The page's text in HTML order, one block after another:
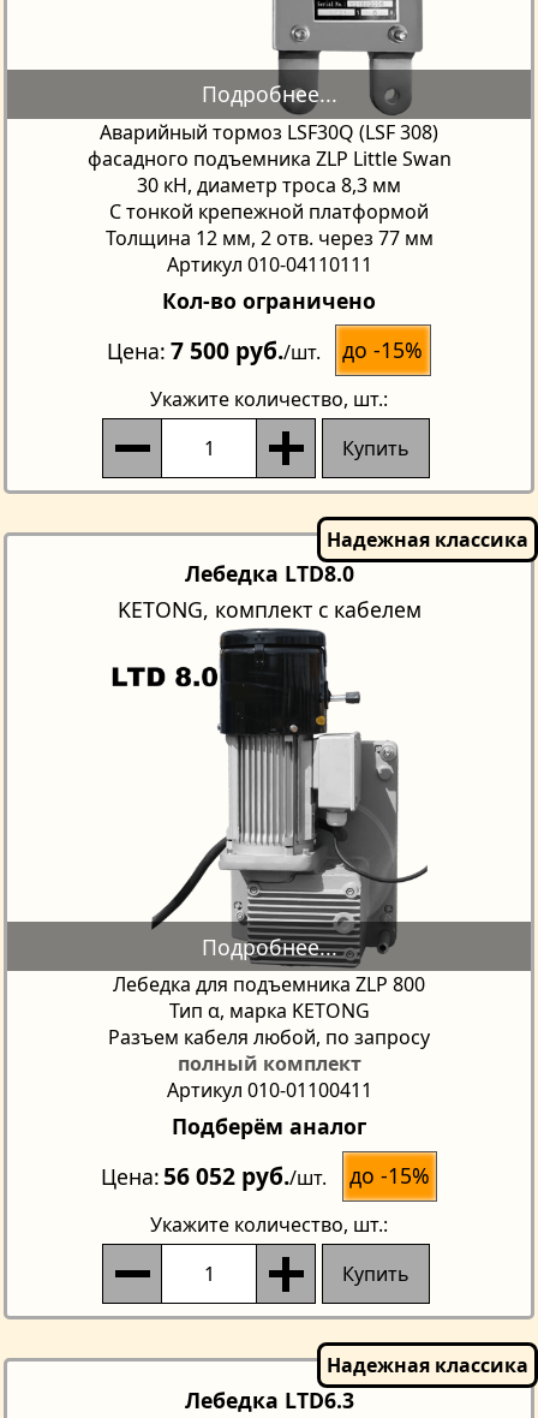
Аварийный тормоз LSF30Q (LSF 308)
фасадного подъемника ZLP Little Swan
30 кН, диаметр троса 8,3 мм
С тонкой крепежной платформой
Толщина 12 мм, 2 отв. через 77 мм
Артикул 010-04110111
Кол-во ограничено
Цена 7 500 руб./шт. до -15%
Укажите количество, шт.:
Купить
Лебедка LTD8.0
KETONG, комплект с кабелем
Лебедка для подъемника ZLP 800
Тип α, марка KETONG
Разъем кабеля любой, по запросу
полный комплект
Артикул 010-01100411
Подберём аналог
Цена 56 052 руб./шт. до -15%
Укажите количество, шт.:
Купить
Лебедка LTD6.3